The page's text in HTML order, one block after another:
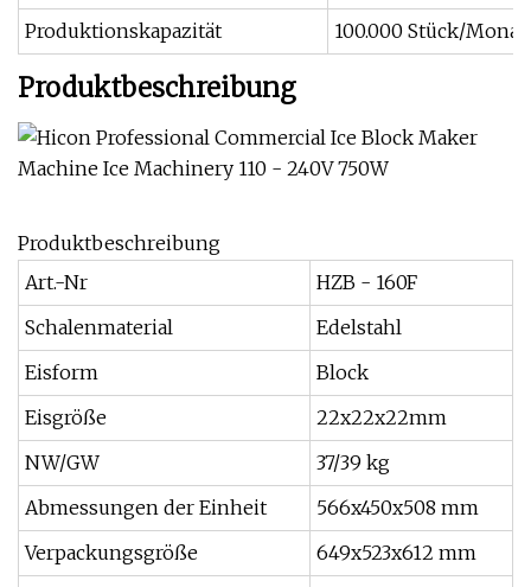
Produktionskapazität
100.000 Stück/Monat
Produktbeschreibung
Produktbeschreibung
Art.-Nr
HZB - 160F
Schalenmaterial
Edelstahl
Eisform
Block
Eisgröße
22x22x22mm
NW/GW
37/39 kg
Abmessungen der Einheit
566x450x508 mm
Verpackungsgröße
649x523x612 mm